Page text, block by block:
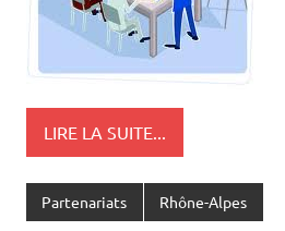
LIRE LA SUITE...
Partenariats Rhône-Alpes